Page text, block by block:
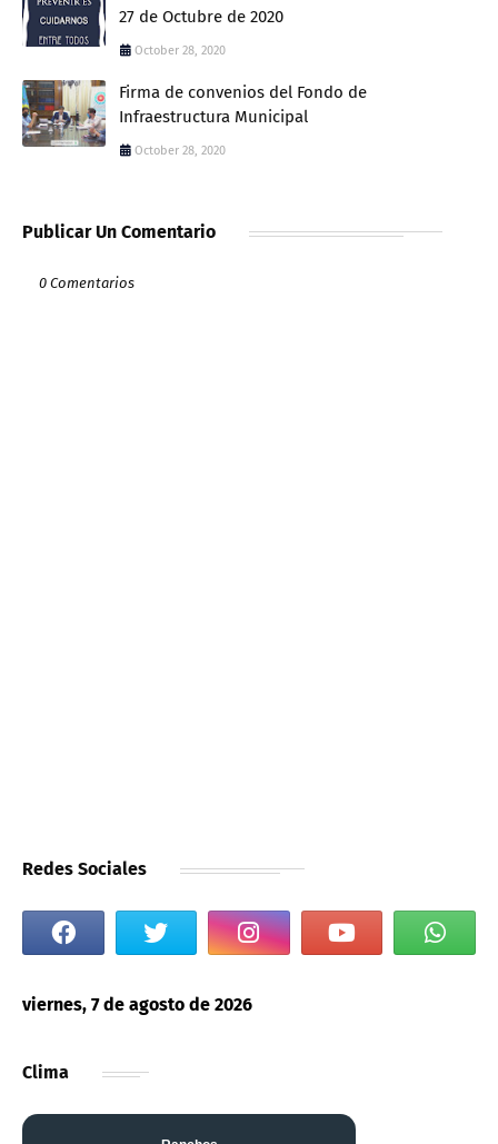
27 de Octubre de 2020
October 28, 2020
Firma de convenios del Fondo de
Infraestructura Municipal
October 28, 2020
Publicar Un Comentario
0 Comentarios
Redes Sociales
viernes, 7 de agosto de 2026
Clima